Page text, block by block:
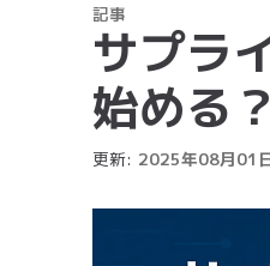
記事
サプラ
始める
更新: 2025年08月01